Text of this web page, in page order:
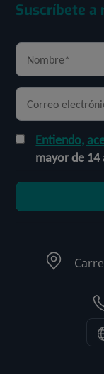
Suscríbete
Entiendo,
mayor de 14